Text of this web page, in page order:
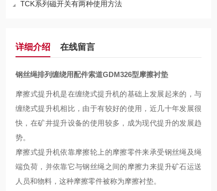
TCK系列磁开关有两种使用方法
详细介绍 在线留言
钢丝绳排列缠绕用配件索道GDM326型摩擦衬垫
摩擦式提升机是在缠绕式提升机的基础上发展起来的，与
缠绕式提升机相比，由于有较好的使用 ，近几十年发展很
快， 在矿井提升设备的使用较多 ，成为现代提升的发展趋
势。
摩擦式提升机依靠摩擦轮上的摩擦零件来承受钢丝绳及绳
端负荷，并依靠它与钢丝绳之间的摩擦力来提升矿石运送
人员和物料，这种摩擦零件被称为摩擦衬垫。